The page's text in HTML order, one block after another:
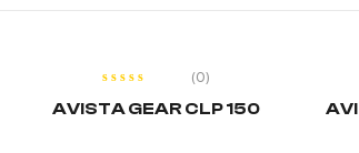
(0)
AVISTA GEAR CLP 150